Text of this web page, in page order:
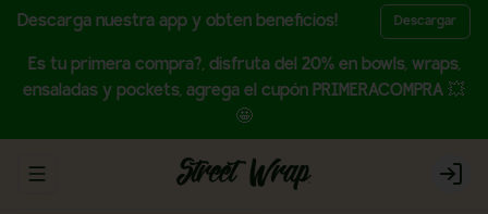
Descarga nuestra app y obten beneficios! Descargar
Es tu primera compra?, disfruta del 20% en bowls, wraps,
ensaladas y pockets, agrega el cupón PRIMERACOMPRA 💥
🤩
Abrir menu de navegación Login